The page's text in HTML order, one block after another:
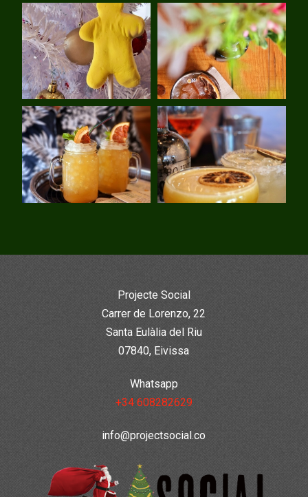
Projecte Social
Carrer de Lorenzo, 22
Santa Eulàlia del Riu
07840, Eivissa
Whatsapp
+34 608282629
info@projectsocial.co